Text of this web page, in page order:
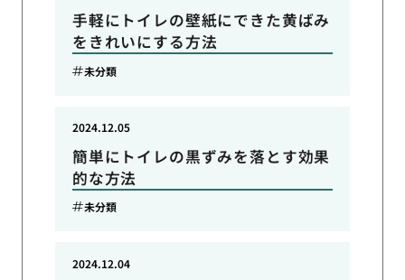
手軽にトイレの壁紙にできた黄ばみ
をきれいにする方法
未分類
簡単にトイレの黒ずみを落とす効果
的な方法
2024.12.05
未分類
2024.12.04